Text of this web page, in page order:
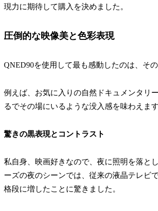
現力に期待して購入を決めました。
圧倒的な映像美と色彩表現
QNED90を使用して最も感動したのは、そ
例えば、お気に入りの自然ドキュメンタリ
るでその場にいるような没入感を味わえます
驚きの黒表現とコントラスト
私自身、映画好きなので、夜に照明を落と
ーズの夜のシーンでは、従来の液晶テレビ
格段に増したことに驚きました。